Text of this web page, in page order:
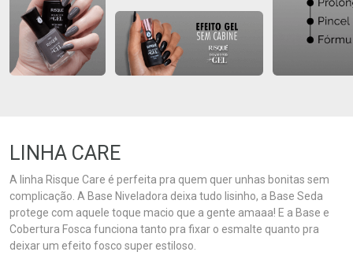
LINHA CARE
A linha Risque Care é perfeita pra quem quer unhas bonitas sem
complicação. A Base Niveladora deixa tudo lisinho, a Base Seda
protege com aquele toque macio que a gente amaaa! E a Base e
Cobertura Fosca funciona tanto pra fixar o esmalte quanto pra
deixar um efeito fosco super estiloso.